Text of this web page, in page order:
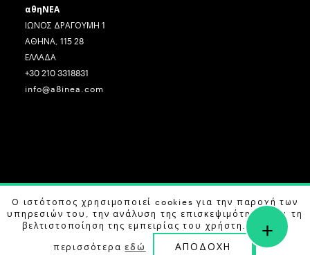
αθηΝΕΑ
ΙΩΝΟΣ ΔΡΑΓΟΥΜΗ 1
ΑΘΗΝΑ, 115 28
ΕΛΛΑΔΑ
+30 210 3318831
info@a8inea.com
COPYRIGHT © 2026 αθηΝΕΑ, ALL RIGHTS RESERVED.
DESIGN BY G DESIGN STUDIO. DEVELOPED BYB LABS
Ο ιστότοπος χρησιμοποιεί cookies για την παροχή των
υπηρεσιών του, την ανάλυση της επισκεψιμότητας και τη
βελτιστοποίηση της εμπειρίας του χρήστη. Μάθετε
περισσότεραεδώ ΑΠΟΔΟΧΗ
+